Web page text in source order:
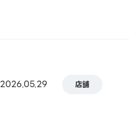
2026.05.29 店舗